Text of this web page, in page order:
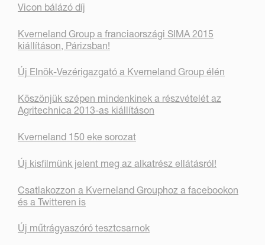
Vicon bálázó díj
Kverneland Group a franciaországi SIMA 2015
kiállításon, Párizsban!
Új Elnök-Vezérigazgató a Kverneland Group élén
Köszönjük szépen mindenkinek a részvételét az
Agritechnica 2013-as kiállításon
Kverneland 150 eke sorozat
Új kisfilmünk jelent meg az alkatrész ellátásról!
Csatlakozzon a Kverneland Grouphoz a facebookon
és a Twitteren is
Új műtrágyaszóró tesztcsarnok